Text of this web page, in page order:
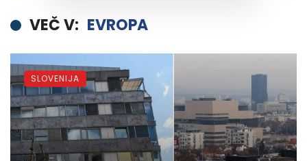
VEČ V: EVROPA
SLOVENIJA